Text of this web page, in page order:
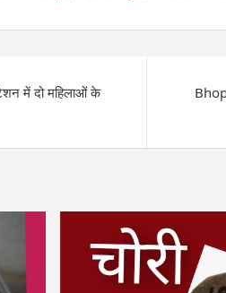
में दो महिलाओं के